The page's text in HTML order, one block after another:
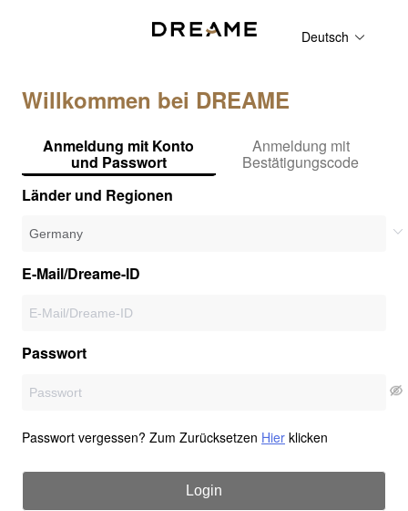
Deutsch
Willkommen bei DREAME
Anmeldung mit Konto
und Passwort
Anmeldung mit
Bestätigungscode
Länder und Regionen
E-Mail/Dreame-ID
Passwort
Passwort vergessen? Zum Zurücksetzen Hier klicken
Login